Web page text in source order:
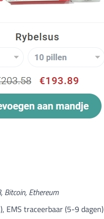
Bitcoin, Ethereum
EMS traceerbaar (5-9 dagen)